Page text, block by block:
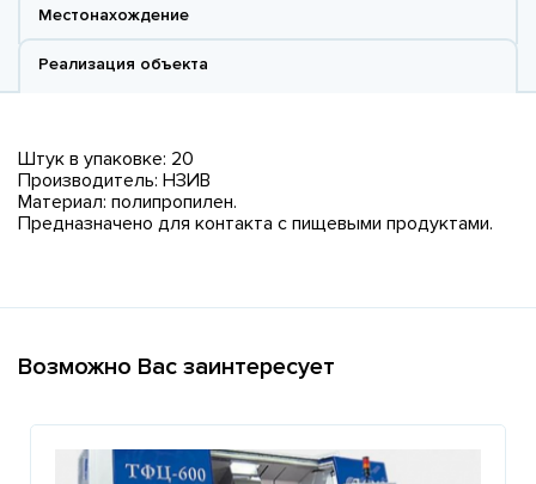
Местонахождение
Реализация объекта
Штук в упаковке: 20
Производитель: НЗИВ
Материал: полипропилен.
Предназначено для контакта с пищевыми продуктами.
Возможно Вас заинтересует